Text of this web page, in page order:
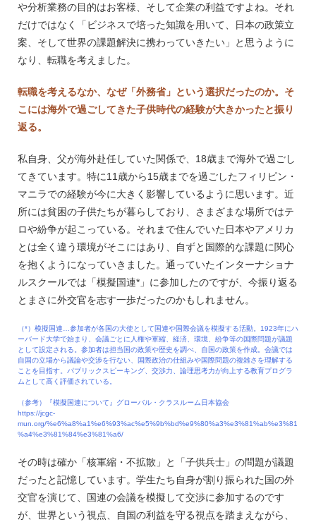
や分析業務の目的はお客様、そして企業の利益ですよね。それ
だけではなく「ビジネスで培った知識を用いて、日本の政策立
案、そして世界の課題解決に携わっていきたい」と思うように
なり、転職を考えました。
転職を考えるなか、なぜ「外務省」という選択だったのか。そ
こには海外で過ごしてきた子供時代の経験が大きかったと振り
返る。
私自身、父が海外赴任していた関係で、18歳まで海外で過ごし
てきています。特に11歳から15歳までを過ごしたフィリピン・
マニラでの経験が今に大きく影響しているように思います。近
所には貧困の子供たちが暮らしており、さまざまな場所ではテ
ロや紛争が起こっている。それまで住んでいた日本やアメリカ
とは全く違う環境がそこにはあり、自ずと国際的な課題に関心
を抱くようになっていきました。通っていたインターナショナ
ルスクールでは「模擬国連*」に参加したのですが、今振り返る
とまさに外交官を志す一歩だったのかもしれません。
（*）模擬国連…参加者が各国の大使として国連や国際会議を模擬する活動。1923年にハ
ーバード大学で始まり、会議ごとに人権や軍縮、経済、環境、紛争等の国際問題が議題
として設定される。参加者は担当国の政策や歴史を調べ、自国の政策を作成。会議では
自国の立場から議論や交渉を行ない、国際政治の仕組みや国際問題の複雑さを理解する
ことを目指す。パブリックスピーキング、交渉力、論理思考力が向上する教育プログラ
ムとして高く評価されている。
（参考）『模擬国連について』グローバル・クラスルーム日本協会
https://jcgc-
mun.org/%e6%a8%a1%e6%93%ac%e5%9b%bd%e9%80%a3%e3%81%ab%e3%81
%a4%e3%81%84%e3%81%a6/
その時は確か「核軍縮・不拡散」と「子供兵士」の問題が議題
だったと記憶しています。学生たち自身が割り振られた国の外
交官を演じて、国連の会議を模擬して交渉に参加するのです
が、世界という視点、自国の利益を守る視点を踏まえながら、